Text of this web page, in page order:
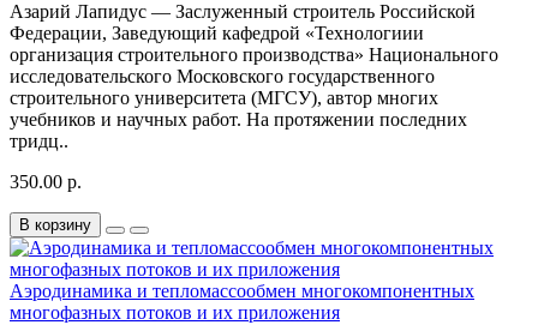
Азарий Лапидус — Заслуженный строитель Российской
Федерации, Заведующий кафедрой «Технологиии
организация строительного производства» Национального
исследовательского Московского государственного
строительного университета (МГСУ), автор многих
учебников и научных работ. На протяжении последних
тридц..
350.00 р.
В корзину
Аэродинамика и тепломассообмен многокомпонентных
многофазных потоков и их приложения